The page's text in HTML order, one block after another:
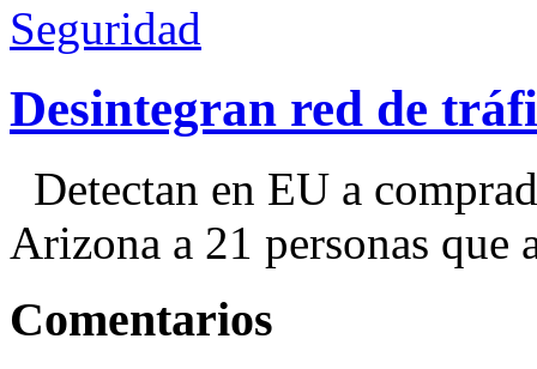
Seguridad
Desintegran red de
Detectan en EU a
Arizona a 21 personas que
Comentarios